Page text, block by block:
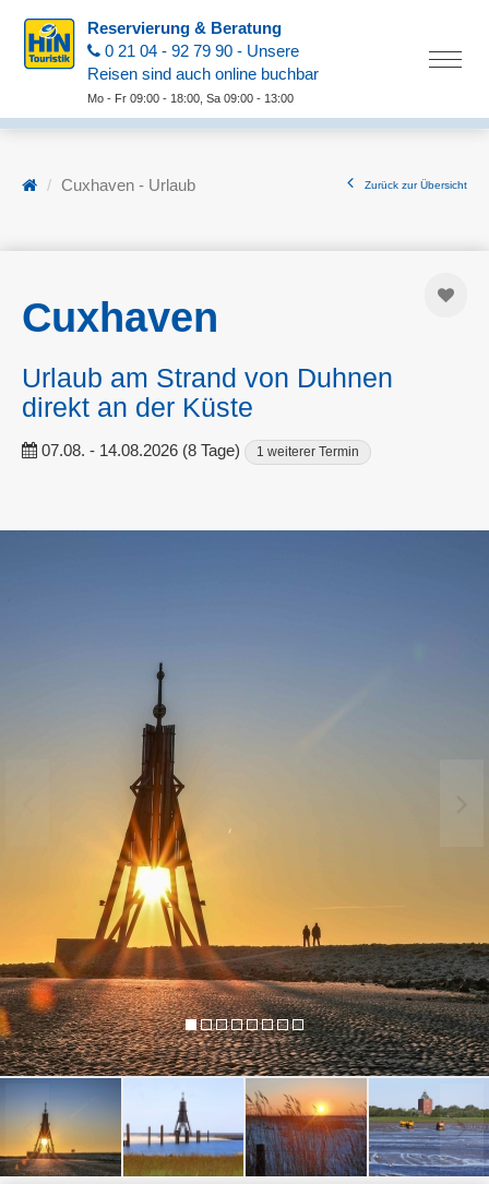
Reservierung & Beratung
0 21 04 - 92 79 90 - Unsere
Reisen sind auch online buchbar
Mo - Fr 09:00 - 18:00, Sa 09:00 - 13:00
Cuxhaven - Urlaub Zurück zur Übersicht
Cuxhaven
Urlaub am Strand von Duhnen
direkt an der Küste
07.08. - 14.08.2026 (8 Tage) 1 weiterer Termin